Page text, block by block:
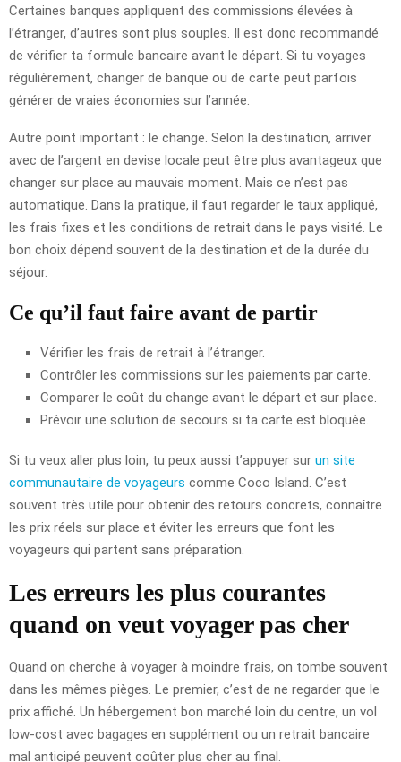
Certaines banques appliquent des commissions élevées à
l’étranger, d’autres sont plus souples. Il est donc recommandé
de vérifier ta formule bancaire avant le départ. Si tu voyages
régulièrement, changer de banque ou de carte peut parfois
générer de vraies économies sur l’année.
Autre point important : le change. Selon la destination, arriver
avec de l’argent en devise locale peut être plus avantageux que
changer sur place au mauvais moment. Mais ce n’est pas
automatique. Dans la pratique, il faut regarder le taux appliqué,
les frais fixes et les conditions de retrait dans le pays visité. Le
bon choix dépend souvent de la destination et de la durée du
séjour.
Ce qu’il faut faire avant de partir
Vérifier les frais de retrait à l’étranger.
Contrôler les commissions sur les paiements par carte.
Comparer le coût du change avant le départ et sur place.
Prévoir une solution de secours si ta carte est bloquée.
Si tu veux aller plus loin, tu peux aussi t’appuyer sur un site
communautaire de voyageurs comme Coco Island. C’est
souvent très utile pour obtenir des retours concrets, connaître
les prix réels sur place et éviter les erreurs que font les
voyageurs qui partent sans préparation.
Les erreurs les plus courantes
quand on veut voyager pas cher
Quand on cherche à voyager à moindre frais, on tombe souvent
dans les mêmes pièges. Le premier, c’est de ne regarder que le
prix affiché. Un hébergement bon marché loin du centre, un vol
low-cost avec bagages en supplément ou un retrait bancaire
mal anticipé peuvent coûter plus cher au final.